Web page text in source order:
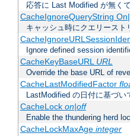
応答に Last Modified が無く
CacheIgnoreQueryString
キャッシュ時にクエリースト
Ignore defined session
CacheKeyBaseURL URL
Override the base URL of
CacheLastModifiedFactor
LastModified の日付に基づ
CacheLock on|off
Enable the thundering herd
CacheLockMaxAge integer